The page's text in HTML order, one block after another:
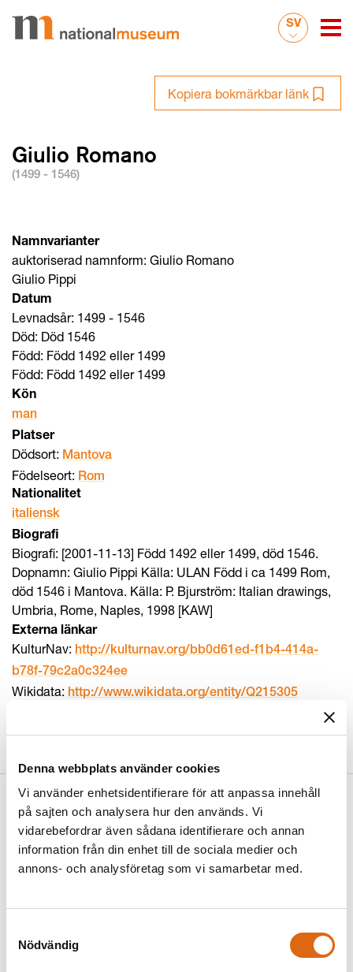
Denna webbplats använder cookies
Vi använder enhetsidentifierare för att anpassa innehåll
på sajten och analysera hur den används. Vi
vidarebefordrar även sådana identifierare och annan
information från din enhet till de sociala medier och
annons- och analysföretag som vi samarbetar med.
Nödvändig
SV
Kopiera bokmärkbar länk
Giulio Romano
(1499 - 1546)
Namnvarianter
auktoriserad namnform: Giulio Romano
Giulio Pippi
Datum
Levnadsår: 1499 - 1546
Död: Död 1546
Född: Född 1492 eller 1499
Född: Född 1492 eller 1499
Kön
man
Platser
Dödsort: Mantova
Födelseort: Rom
Nationalitet
italiensk
Biografi
Biografi: [2001-11-13] Född 1492 eller 1499, död 1546.
Dopnamn: Giulio Pippi Källa: ULAN Född i ca 1499 Rom,
död 1546 i Mantova. Källa: P. Bjurström: Italian drawings,
Umbria, Rome, Naples, 1998 [KAW]
Externa länkar
KulturNav: http://kulturnav.org/bb0d61ed-f1b4-414a-
b78f-79c2a0c324ee
Wikidata: http://www.wikidata.org/entity/Q215305
ULAN:http://vocab.getty.edu/ulan/500115304
Relaterade objekt(123